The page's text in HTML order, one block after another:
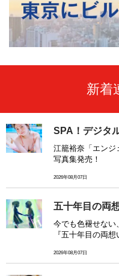
新着
SPA！デジタ
江籠裕奈「エンジ
写真集発売！
2026年08月07日
五十年目の両
今でも色褪せな
『五十年目の両
2026年08月07日